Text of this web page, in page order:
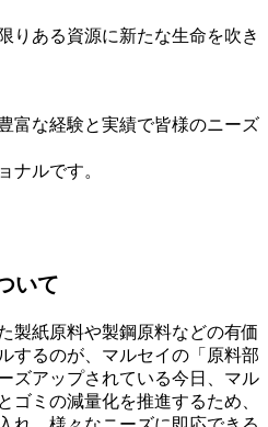
りある資源に新たな生命を吹き
富な経験と実績で皆様のニーズ
ナルです。
いて
製紙原料や製鋼原料などの有価
するのが、マルセイの「原料部
ズアップされている今日、マル
ゴミの減量化を推進するため、